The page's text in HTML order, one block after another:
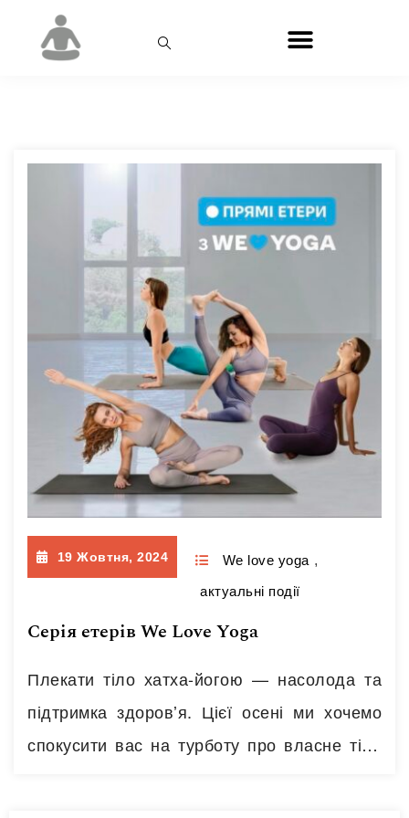
19 Жовтня, 2024 We love yoga ,
актуальні події
Серія етерів We Love Yoga
Плекати тіло хатха-йогою — насолода та
підтримка здоровʼя. Цієї осені ми хочемо
спокусити вас на турботу про власне тіло